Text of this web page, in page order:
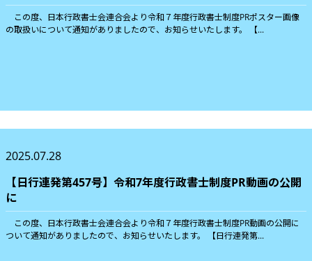
この度、日本行政書士会連合会より令和７年度行政書士制度PRポスター画像
の取扱いについて通知がありましたので、お知らせいたします。 【...
2025.07.28
【日行連発第457号】令和7年度行政書士制度PR動画の公開
に
この度、日本行政書士会連合会より令和７年度行政書士制度PR動画の公開に
ついて通知がありましたので、お知らせいたします。 【日行連発第...